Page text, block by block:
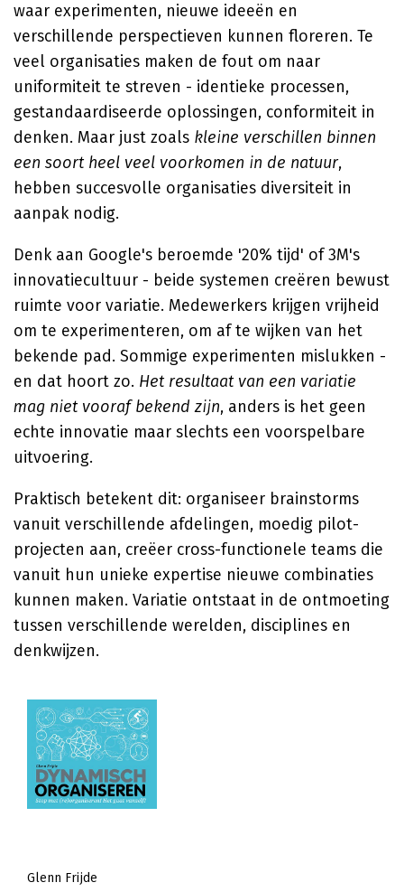
waar experimenten, nieuwe ideeën en
verschillende perspectieven kunnen floreren. Te
veel organisaties maken de fout om naar
uniformiteit te streven - identieke processen,
gestandaardiseerde oplossingen, conformiteit in
denken. Maar just zoals kleine verschillen binnen
een soort heel veel voorkomen in de natuur,
hebben succesvolle organisaties diversiteit in
aanpak nodig.
Denk aan Google's beroemde '20% tijd' of 3M's
innovatiecultuur - beide systemen creëren bewust
ruimte voor variatie. Medewerkers krijgen vrijheid
om te experimenteren, om af te wijken van het
bekende pad. Sommige experimenten mislukken -
en dat hoort zo. Het resultaat van een variatie
mag niet vooraf bekend zijn, anders is het geen
echte innovatie maar slechts een voorspelbare
uitvoering.
Praktisch betekent dit: organiseer brainstorms
vanuit verschillende afdelingen, moedig pilot-
projecten aan, creëer cross-functionele teams die
vanuit hun unieke expertise nieuwe combinaties
kunnen maken. Variatie ontstaat in de ontmoeting
tussen verschillende werelden, disciplines en
denkwijzen.
Glenn Frijde